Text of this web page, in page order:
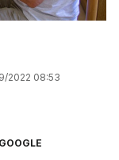
2022 08:53